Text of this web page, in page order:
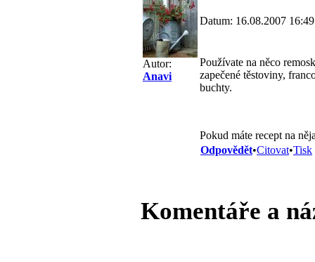
Autor:
Anavi
Datum: 16.08.2007 16:49
Používate na něco
zapečené těstoviny,
buchty.
Pokud máte recept na
Odpovědět•Citovat•Tisk
Komentáře a